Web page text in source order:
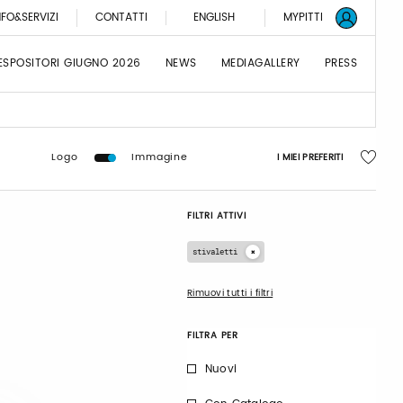
CONTATTI ENGLISH MYPITTI
GIUGNO 2026 NEWS MEDIAGALLERY PRESS
Logo Immagine I MIEI PREFERITI
FILTRI ATTIVI
stivaletti
Rimuovi tutti i filtri
FILTRA PER
Nuovi